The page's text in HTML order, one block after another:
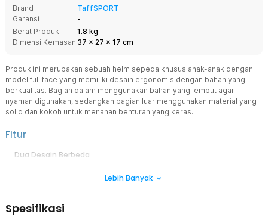
Brand
TaffSPORT
Garansi
-
Berat Produk
1.8 kg
Dimensi Kemasan 37 x 27 x 17 cm
Produk ini merupakan sebuah helm sepeda khusus anak-anak dengan
model full face yang memiliki desain ergonomis dengan bahan yang
berkualitas. Bagian dalam menggunakan bahan yang lembut agar
nyaman digunakan, sedangkan bagian luar menggunakan material yang
solid dan kokoh untuk menahan benturan yang keras.
Fitur
Dua Desain Berbeda
penyangga pada bagian dagu sehingga dapat menjadi half face.
Busa EPS
Lebih Banyak
Spesifikasi